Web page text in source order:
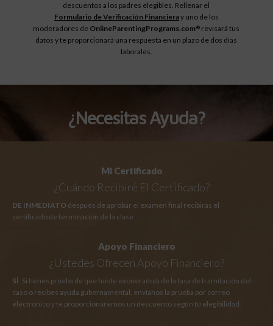
descuentos a los padres elegibles. Rellenar el
Formulario de Verificación Financieray uno de los
moderadores de OnlineParentingPrograms.com® revisará tus
datos y te proporcionará una respuesta en un plazo de dos días
laborales.
¿Necesitas Ayuda?
Mi Certificado
¿Cuándo Recibiré El Certificado?
DE INMEDIATO después de aprobar el examen final recibirás el
certificado de terminación de la clase.
Apoyo Financiero
¿Ustedes Ofrecen Apoyo Financiero?
SÍ. Si tienes prueba de que fuiste exonerado/a de la tasa de tramitación del
caso o recibes ayuda gubernamental, envíanos la prueba por correo
electrónico y te proporcionaremos un descuento según tu elegibilidad.